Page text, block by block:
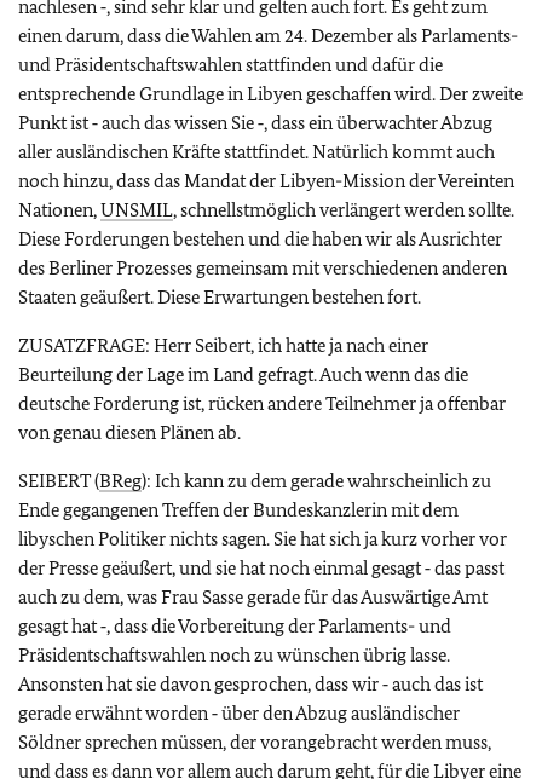
nachlesen ‑, sind sehr klar und gelten auch fort. Es geht zum
einen darum, dass die Wahlen am 24. Dezember als Parlaments-
und Präsidentschaftswahlen stattfinden und dafür die
entsprechende Grundlage in Libyen geschaffen wird. Der zweite
Punkt ist ‑ auch das wissen Sie ‑, dass ein überwachter Abzug
aller ausländischen Kräfte stattfindet. Natürlich kommt auch
noch hinzu, dass das Mandat der Libyen-Mission der Vereinten
Nationen,UNSMIL, schnellstmöglich verlängert werden sollte.
Diese Forderungen bestehen und die haben wir als Ausrichter
des Berliner Prozesses gemeinsam mit verschiedenen anderen
Staaten geäußert. Diese Erwartungen bestehen fort.
ZUSATZFRAGE: Herr Seibert, ich hatte ja nach einer
Beurteilung der Lage im Land gefragt. Auch wenn das die
deutsche Forderung ist, rücken andere Teilnehmer ja offenbar
von genau diesen Plänen ab.
SEIBERT (BReg): Ich kann zu dem gerade wahrscheinlich zu
Ende gegangenen Treffen der Bundeskanzlerin mit dem
libyschen Politiker nichts sagen. Sie hat sich ja kurz vorher vor
der Presse geäußert, und sie hat noch einmal gesagt ‑ das passt
auch zu dem, was Frau Sasse gerade für das Auswärtige Amt
gesagt hat ‑, dass die Vorbereitung der Parlaments- und
Präsidentschaftswahlen noch zu wünschen übrig lasse.
Ansonsten hat sie davon gesprochen, dass wir ‑ auch das ist
gerade erwähnt worden ‑ über den Abzug ausländischer
Söldner sprechen müssen, der vorangebracht werden muss,
und dass es dann vor allem auch darum geht, für die Libyer eine